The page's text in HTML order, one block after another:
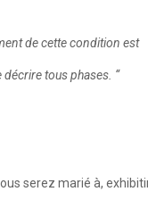
de cette condition est
décrire tous phases. “
serez marié à,